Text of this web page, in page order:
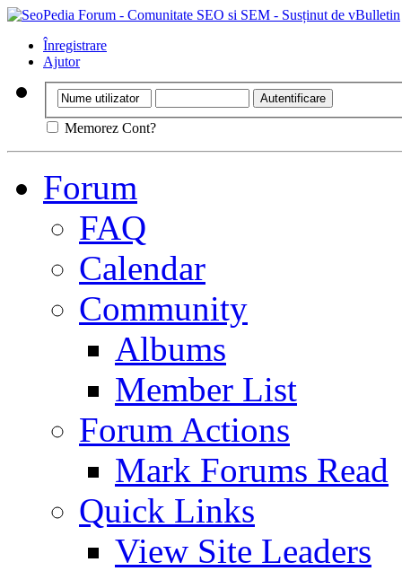
Înregistrare
Ajutor
Memorez Cont?
Forum
FAQ
Calendar
Community
Albums
Member List
Forum Actions
Mark Forums Read
Quick Links
View Site Leaders